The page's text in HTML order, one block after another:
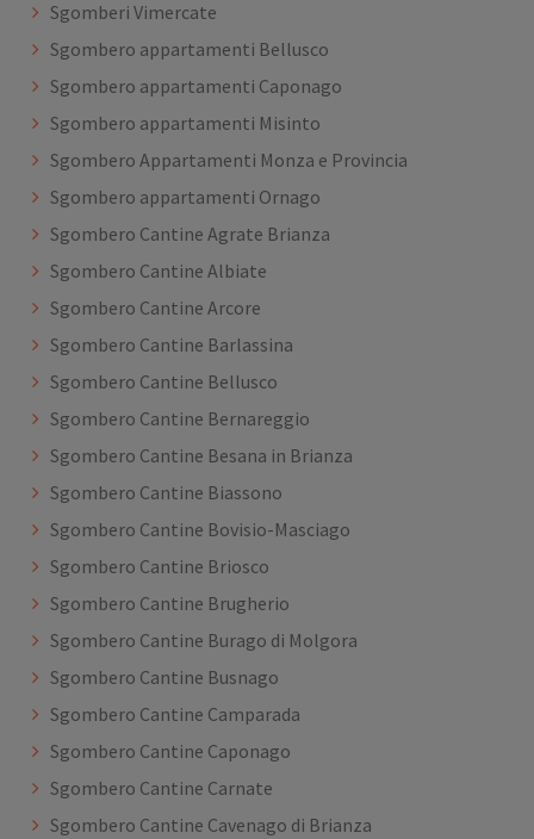
Sgomberi Vimercate
Sgombero appartamenti Bellusco
Sgombero appartamenti Caponago
Sgombero appartamenti Misinto
Sgombero Appartamenti Monza e Provincia
Sgombero appartamenti Ornago
Sgombero Cantine Agrate Brianza
Sgombero Cantine Albiate
Sgombero Cantine Arcore
Sgombero Cantine Barlassina
Sgombero Cantine Bellusco
Sgombero Cantine Bernareggio
Sgombero Cantine Besana in Brianza
Sgombero Cantine Biassono
Sgombero Cantine Bovisio-Masciago
Sgombero Cantine Briosco
Sgombero Cantine Brugherio
Sgombero Cantine Burago di Molgora
Sgombero Cantine Busnago
Sgombero Cantine Camparada
Sgombero Cantine Caponago
Sgombero Cantine Carnate
Sgombero Cantine Cavenago di Brianza